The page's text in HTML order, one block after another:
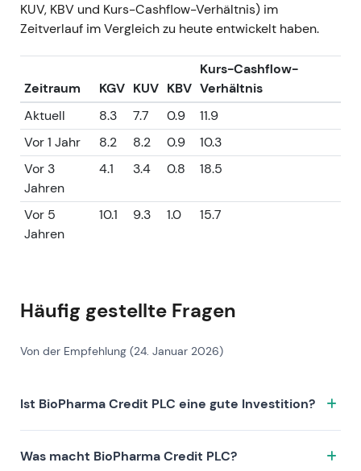
KUV, KBV und Kurs-Cashflow-Verhältnis) im
Zeitverlauf im Vergleich zu heute entwickelt haben.
Zeitraum KGV KUV KBV
Kurs-Cashflow-
Verhältnis
Aktuell
8.3 7.7 0.9
11.9
Vor 1 Jahr
8.2 8.2 0.9
10.3
Vor 3
Jahren
4.1 3.4 0.8 18.5
Vor 5
Jahren
10.1 9.3 1.0 15.7
Häufig gestellte Fragen
Von der Empfehlung (24. Januar 2026)
Ist BioPharma Credit PLC eine gute Investition?
61.8/100, was als Excellent eingestuft wird. Der
Was macht BioPharma Credit PLC?